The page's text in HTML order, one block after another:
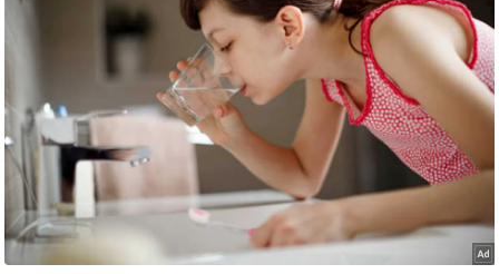
ल
व्र
त
त्यो
हा